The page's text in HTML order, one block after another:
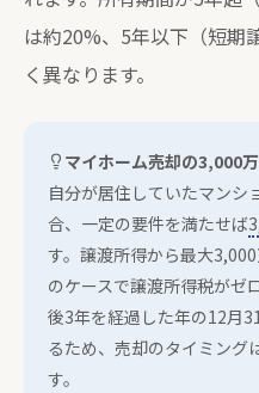
は約20%、5年以下（短期
く異なります。
マイホーム売却の3,000
自分が居住していたマンシ
合、一定の要件を満たせば
す。譲渡所得から最大
のケースで譲渡所得税がゼ
後3年を経過した年の12月
るため、売却のタイミング
す。